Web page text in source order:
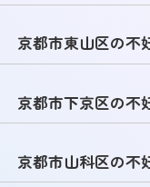
京都市東山区の不
京都市下京区の不
京都市山科区の不